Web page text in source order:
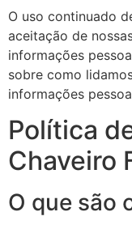
O uso continuado
aceitação de
informações
sobre como
informações
Política
Chaveiro
O que são